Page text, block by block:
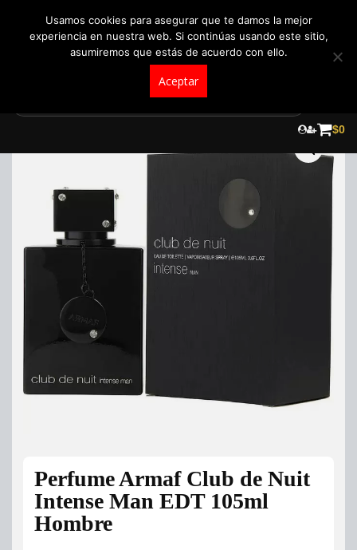
$0
Perfume Armaf Club de Nuit
Intense Man EDT 105ml
Hombre
Usamos cookies para asegurar que te damos la mejor
experiencia en nuestra web. Si continúas usando este sitio,
asumiremos que estás de acuerdo con ello.
Aceptar